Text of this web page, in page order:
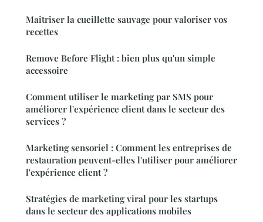
Maîtriser la cueillette sauvage pour valoriser vos
recettes
Remove Before Flight : bien plus qu'un simple
accessoire
Comment utiliser le marketing par SMS pour
améliorer l'expérience client dans le secteur des
services ?
Marketing sensoriel : Comment les entreprises de
restauration peuvent-elles l'utiliser pour améliorer
l'expérience client ?
Stratégies de marketing viral pour les startups
dans le secteur des applications mobiles